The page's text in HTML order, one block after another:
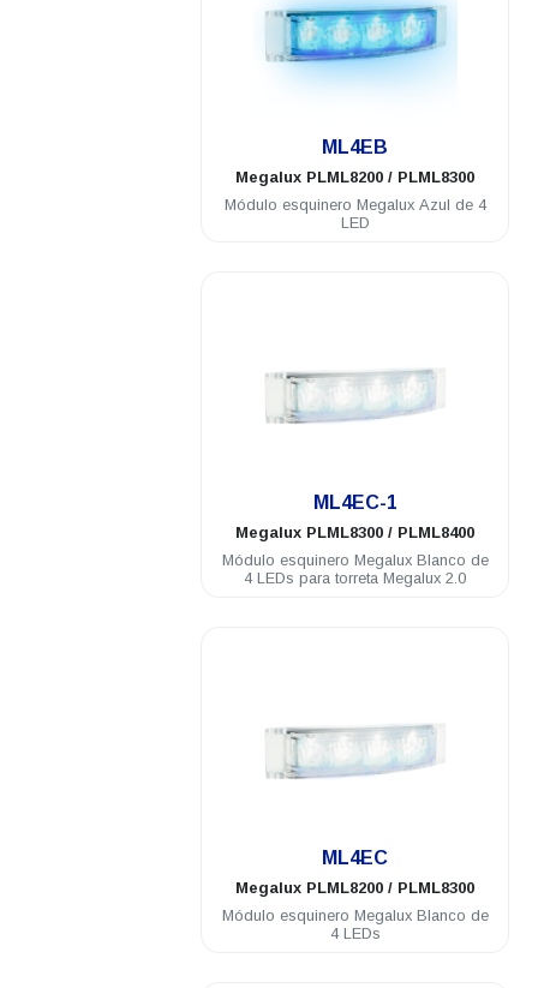
ML4EB
Megalux PLML8200 / PLML8300
Módulo esquinero Megalux Azul de 4
LED
ML4EC-1
Megalux PLML8300 / PLML8400
Módulo esquinero Megalux Blanco de
4 LEDs para torreta Megalux 2.0
ML4EC
Megalux PLML8200 / PLML8300
Módulo esquinero Megalux Blanco de
4 LEDs